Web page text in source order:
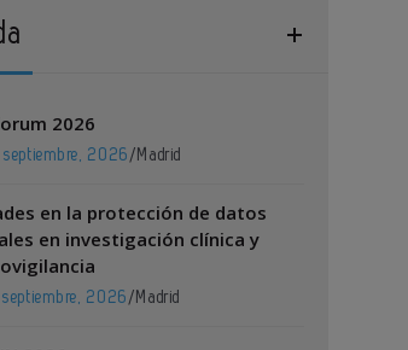
2026
2026/ Madrid
en la protección de datos
en investigación clínica y
2026/ Madrid